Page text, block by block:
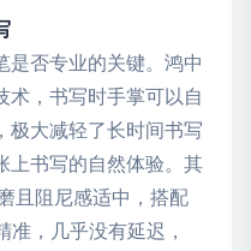
是否专业的关键。鸿中
术，书写时手掌可以自
极大减轻了长时间书写
上书写的自然体验。其
且阻尼感适中，搭配
，几乎没有延迟，